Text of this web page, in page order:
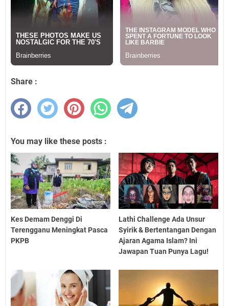
Share :
You may like these posts :
Kes Demam Denggi Di
Terengganu Meningkat Pasca
PKPB
Lathi Challenge Ada Unsur
Syirik & Bertentangan Dengan
Ajaran Agama Islam? Ini
Jawapan Tuan Punya Lagu!